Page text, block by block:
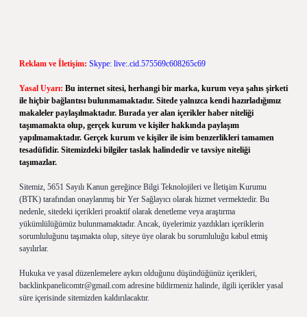
Reklam ve İletişim: Skype: live:.cid.575569c608265c69
Yasal Uyarı: Bu internet sitesi, herhangi bir marka, kurum veya şahıs şirketi
ile hiçbir bağlantısı bulunmamaktadır. Sitede yalnızca kendi hazırladığımız
makaleler paylaşılmaktadır. Burada yer alan içerikler haber niteliği
taşımamakta olup, gerçek kurum ve kişiler hakkında paylaşım
yapılmamaktadır. Gerçek kurum ve kişiler ile isim benzerlikleri tamamen
tesadüfidir. Sitemizdeki bilgiler taslak halindedir ve tavsiye niteliği
taşımazlar.
Sitemiz, 5651 Sayılı Kanun gereğince Bilgi Teknolojileri ve İletişim Kurumu
(BTK) tarafından onaylanmış bir Yer Sağlayıcı olarak hizmet vermektedir. Bu
nedenle, sitedeki içerikleri proaktif olarak denetleme veya araştırma
yükümlülüğümüz bulunmamaktadır. Ancak, üyelerimiz yazdıkları içeriklerin
sorumluluğunu taşımakta olup, siteye üye olarak bu sorumluluğu kabul etmiş
sayılırlar.
Hukuka ve yasal düzenlemelere aykırı olduğunu düşündüğünüz içerikleri,
backlinkpanelicomtr@gmail.com adresine bildirmeniz halinde, ilgili içerikler yasal
süre içerisinde sitemizden kaldırılacaktır.